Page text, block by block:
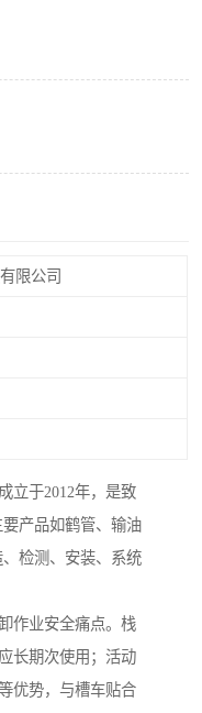
限公司
立于2012年，是致
产品如鹤管、输油
检测、安装、系统
作业安全痛点。栈
长期次使用；活动
优势，与槽车贴合